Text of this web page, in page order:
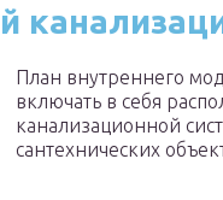
План внутреннего
включать в себя
канализационной
сантехнических